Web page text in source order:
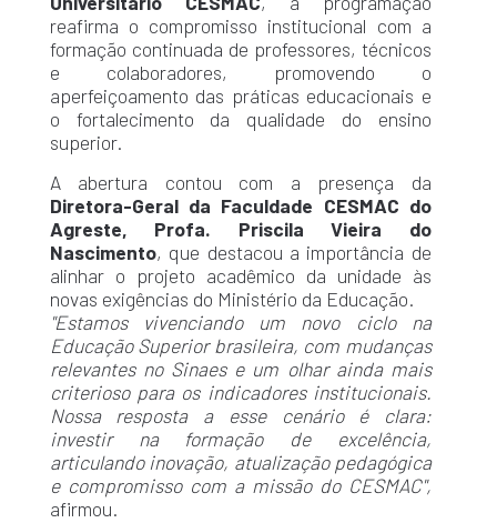
reafirma o compromisso institucional com a
formação continuada de professores, técnicos
e colaboradores, promovendo o
aperfeiçoamento das práticas educacionais e
o fortalecimento da qualidade do ensino
superior.
A abertura contou com a presença da
Diretora-Geral da Faculdade CESMAC do
Agreste, Profa. Priscila Vieira do
Nascimento, que destacou a importância de
alinhar o projeto acadêmico da unidade às
novas exigências do Ministério da Educação.
"Estamos vivenciando um novo ciclo na
Educação Superior brasileira, com mudanças
relevantes no Sinaes e um olhar ainda mais
criterioso para os indicadores institucionais.
Nossa resposta a esse cenário é clara:
investir na formação de excelência,
articulando inovação, atualização pedagógica
e compromisso com a missão do CESMAC",
afirmou.